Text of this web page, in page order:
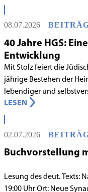
Rabbinatsgericht
08.07.2026
40 Jahre HGS:
Entwicklung
Mit Stolz feiert die
jährige Bestehen der
lebendiger und
Lebens in Berlin gilt,
schwierigen
innergemeindlichen
jüdische Grundschule zu
LESEN
02.07.2026
Buchvorstellung
Lesung des deut. Texts: Naomi Krauss
19:00 Uhr Ort: Neue Synagoge Berlin Oranienburger Straße 28–